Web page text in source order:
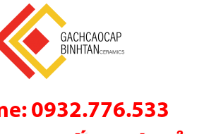
0932.776.533